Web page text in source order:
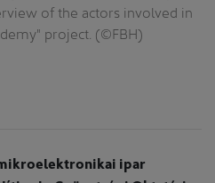
of the actors involved in
project. (©FBH)
ipar